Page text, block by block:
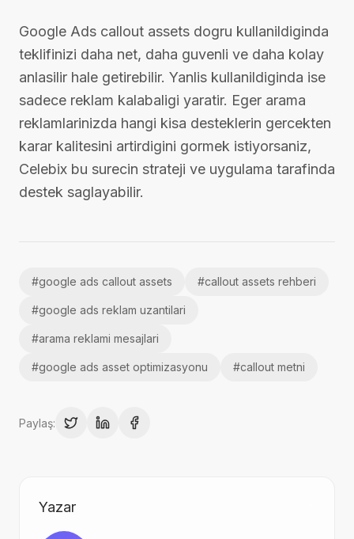
Google Ads callout assets dogru kullanildiginda
teklifinizi daha net, daha guvenli ve daha kolay
anlasilir hale getirebilir. Yanlis kullanildiginda ise
sadece reklam kalabaligi yaratir. Eger arama
reklamlarinizda hangi kisa desteklerin gercekten
karar kalitesini artirdigini gormek istiyorsaniz,
Celebix bu surecin strateji ve uygulama tarafinda
destek saglayabilir.
#google ads callout assets #callout assets rehberi
#google ads reklam uzantilari
#arama reklami mesajlari
#google ads asset optimizasyonu #callout metni
Paylaş:
Yazar